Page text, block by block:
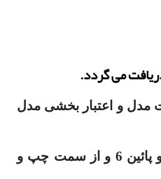
مدل و اعتبار بخشی مدل
8. حداکثر تعداد صفحات مقاله 20 صفحه و حداکثر تعداد کلمات آن 6500 کلمه باشد. (طبق فایل قالب بندی- حاشیه سفید صفحات از بالا5/5 و پائین 6 و از سمت چپ و